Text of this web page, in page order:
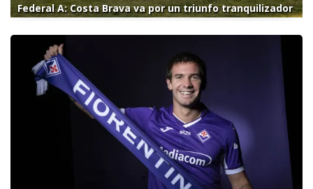
Federal A: Costa Brava va por un triunfo tranquilizador